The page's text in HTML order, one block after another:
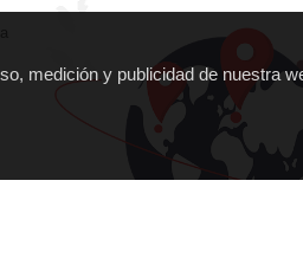
medición y publicidad de nuestra